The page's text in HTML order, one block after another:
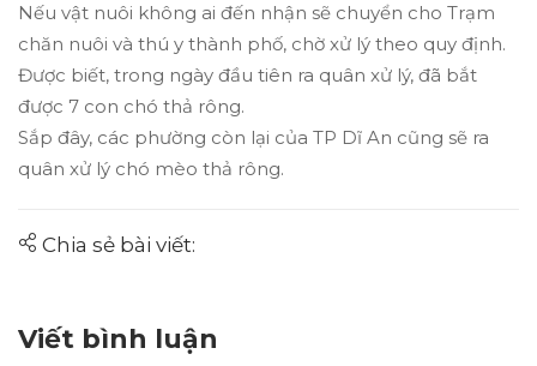
Nếu vật nuôi không ai đến nhận sẽ chuyển cho Trạm
chăn nuôi và thú y thành phố, chờ xử lý theo quy định.
Được biết, trong ngày đầu tiên ra quân xử lý, đã bắt
được 7 con chó thả rông.
Sắp đây, các phường còn lại của TP Dĩ An cũng sẽ ra
quân xử lý chó mèo thả rông.
Chia sẻ bài viết:
Viết bình luận